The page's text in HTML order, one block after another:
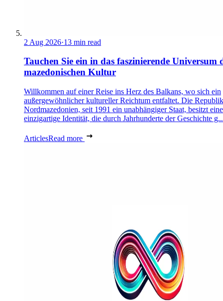
2 Aug 2026·13 min read
Tauchen Sie ein in das faszinierende Universum
mazedonischen Kultur
Willkommen auf einer Reise ins Herz des Balkans, wo sich ein
außergewöhnlicher kultureller Reichtum entfaltet. Die Republik
Nordmazedonien, seit 1991 ein unabhängiger Staat, besitzt eine
einzigartige Identität, die durch Jahrhunderte der Geschichte
ArticlesRead more